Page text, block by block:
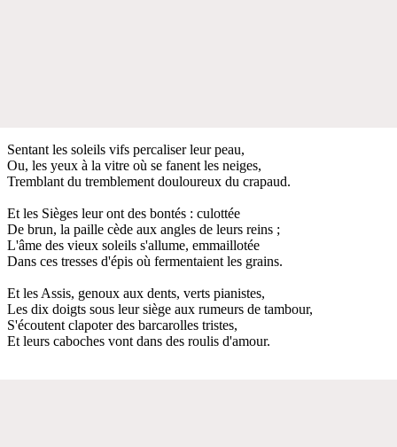
Sentant les soleils vifs percaliser leur peau,
Ou, les yeux à la vitre où se fanent les neiges,
Tremblant du tremblement douloureux du crapaud.
Et les Sièges leur ont des bontés : culottée
De brun, la paille cède aux angles de leurs reins ;
L'âme des vieux soleils s'allume, emmaillotée
Dans ces tresses d'épis où fermentaient les grains.
Et les Assis, genoux aux dents, verts pianistes,
Les dix doigts sous leur siège aux rumeurs de tambour,
S'écoutent clapoter des barcarolles tristes,
Et leurs caboches vont dans des roulis d'amour.